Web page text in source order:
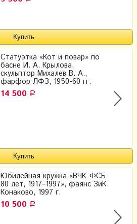
Статуэтка «Кот и повар» по
басне И. А. Крылова,
скульптор Михалев В. А.,
фарфор ЛФЗ, 1950-60 гг.
14 500 Р
Юбилейная кружка «ВЧК–ФСБ
80 лет, 1917–1997», фаянс ЗиК
Конаково, 1997 г.
10 500 Р